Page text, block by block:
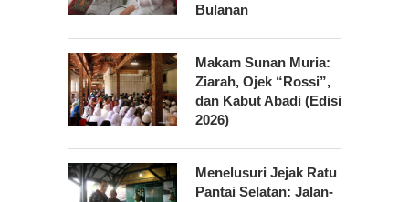
Bulanan
Makam Sunan Muria:
Ziarah, Ojek “Rossi”,
dan Kabut Abadi (Edisi
2026)
Menelusuri Jejak Ratu
Pantai Selatan: Jalan-